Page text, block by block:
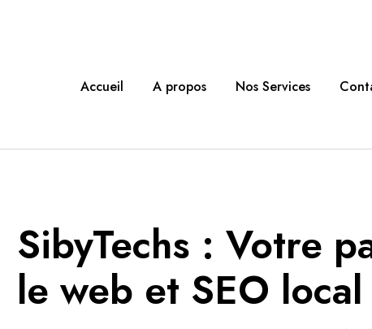
Accueil A propos Nos Services
SibyTechs : Votre
le web et SEO